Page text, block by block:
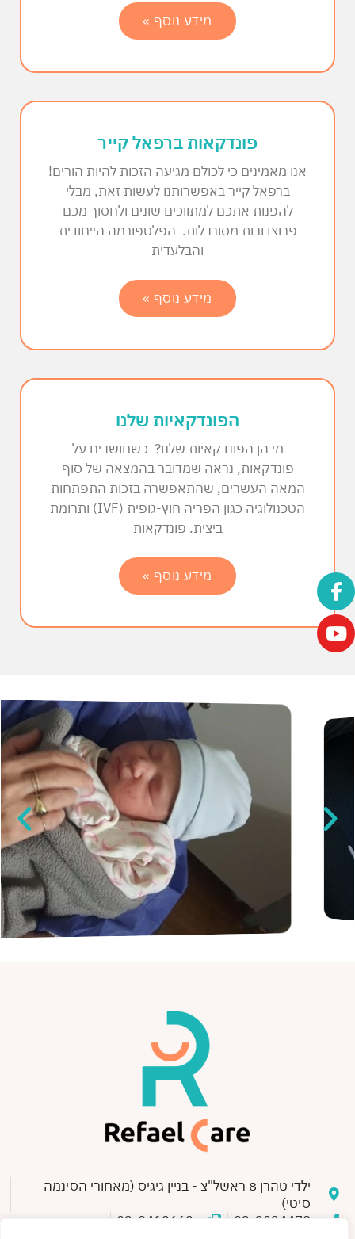
מידע נוסף »
פונדקאות ברפאל קייר
אנו מאמינים כי לכולם מגיעה הזכות להיות הורים!
ברפאל קייר באפשרותנו לעשות זאת, מבלי
להפנות אתכם למתווכים שונים ולחסוך מכם
פרוצדורות מסורבלות. הפלטפורמה הייחודית
והבלעדית
מידע נוסף »
הפונדקאיות שלנו
מי הן הפונדקאיות שלנו? כשחושבים על
פונדקאות, נראה שמדובר בהמצאה של סוף
המאה העשרים, שהתאפשרה בזכות התפתחות
הטכנולוגיה כגון הפריה חוץ-גופית (IVF) ותרומת
ביצית. פונדקאות
מידע נוסף »
ילדי טהרן 8 ראשל"צ - בניין גיגיס (מאחורי הסינמה
סיטי)
03-3034478
03-9412662